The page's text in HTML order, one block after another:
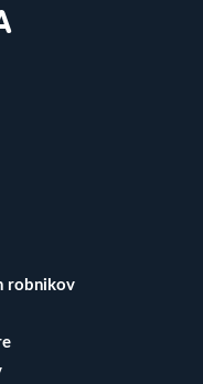
robnikov